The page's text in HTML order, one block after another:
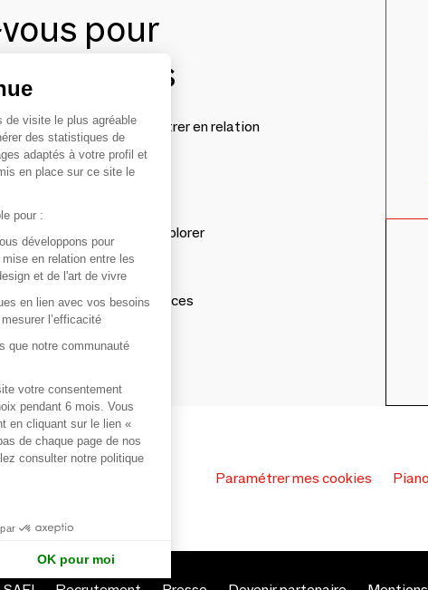
pour
marques
MOM et de rentrer en relation
vous un compte.
de fournisseurs à explorer
de produits tendances
Paramétrer mes cookies
de visite le plus agréable
des statistiques de
adaptés à votre profil et
en place sur ce site le
pour :
développons pour
en relation entre les
et de l'art de vivre
en lien avec vos besoins
l’efficacité
que notre communauté
votre consentement
pendant 6 mois. Vous
en cliquant sur le lien «
de chaque page de nos
consulter notre politique
OK pour moi